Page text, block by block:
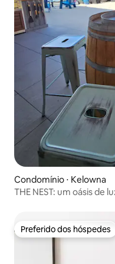
Condomínio ⋅ Kelowna
THE NEST: um oásis de
Preferido dos hóspedes
Preferido dos hóspedes